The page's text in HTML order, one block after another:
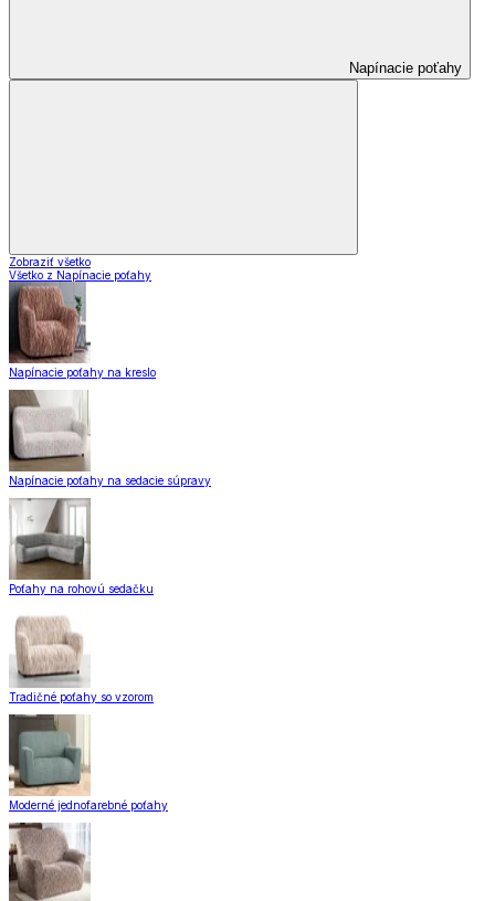
Napínacie poťahy
Zobraziť všetko
Všetko z Napínacie poťahy
Napínacie poťahy na kreslo
Napínacie poťahy na sedacie súpravy
Poťahy na rohovú sedačku
Tradičné poťahy so vzorom
Moderné jednofarebné poťahy